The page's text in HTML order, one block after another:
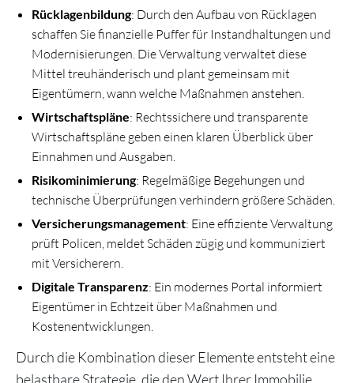
Rücklagenbildung: Durch den Aufbau von Rücklagen
schaffen Sie finanzielle Puffer für Instandhaltungen und
Modernisierungen. Die Verwaltung verwaltet diese
Mittel treuhänderisch und plant gemeinsam mit
Eigentümern, wann welche Maßnahmen anstehen.
Wirtschaftspläne: Rechtssichere und transparente
Wirtschaftspläne geben einen klaren Überblick über
Einnahmen und Ausgaben.
Risikominimierung: Regelmäßige Begehungen und
technische Überprüfungen verhindern größere Schäden.
Versicherungsmanagement: Eine effiziente Verwaltung
prüft Policen, meldet Schäden zügig und kommuniziert
mit Versicherern.
Digitale Transparenz: Ein modernes Portal informiert
Eigentümer in Echtzeit über Maßnahmen und
Kostenentwicklungen.
Durch die Kombination dieser Elemente entsteht eine
belastbare Strategie, die den Wert Ihrer Immobilie